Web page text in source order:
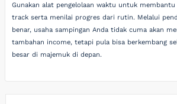
Gunakan alat pengelolaan waktu untuk
track serta menilai progres dari rutin. Melalui
benar, usaha sampingan Anda tidak cuma akan
tambahan income, tetapi pula bisa berkembang
besar di majemuk di depan.